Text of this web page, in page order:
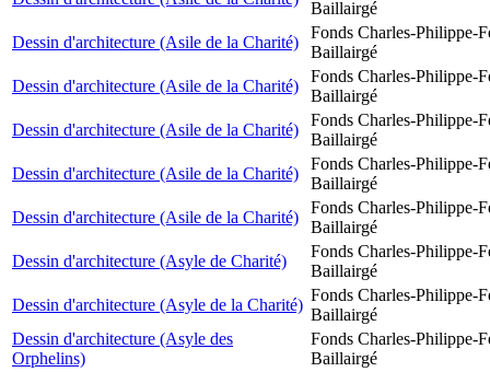
Baillairgé
Dessin d'architecture (Asile de la Charité)
Fonds Charles-Philippe-
Baillairgé
Dessin d'architecture (Asile de la Charité)
Fonds Charles-Philippe-
Baillairgé
Dessin d'architecture (Asile de la Charité)
Fonds Charles-Philippe-
Baillairgé
Dessin d'architecture (Asile de la Charité)
Fonds Charles-Philippe-
Baillairgé
Dessin d'architecture (Asile de la Charité)
Fonds Charles-Philippe-
Baillairgé
Dessin d'architecture (Asyle de Charité)
Fonds Charles-Philippe-
Baillairgé
Dessin d'architecture (Asyle de la Charité)
Fonds Charles-Philippe-
Baillairgé
Dessin d'architecture (Asyle des
Orphelins)
Fonds Charles-Philippe-
Baillairgé